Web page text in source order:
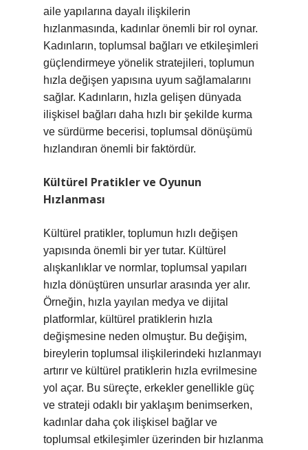
aile yapılarına dayalı ilişkilerin
hızlanmasında, kadınlar önemli bir rol oynar.
Kadınların, toplumsal bağları ve etkileşimleri
güçlendirmeye yönelik stratejileri, toplumun
hızla değişen yapısına uyum sağlamalarını
sağlar. Kadınların, hızla gelişen dünyada
ilişkisel bağları daha hızlı bir şekilde kurma
ve sürdürme becerisi, toplumsal dönüşümü
hızlandıran önemli bir faktördür.
Kültürel Pratikler ve Oyunun
Hızlanması
Kültürel pratikler, toplumun hızlı değişen
yapısında önemli bir yer tutar. Kültürel
alışkanlıklar ve normlar, toplumsal yapıları
hızla dönüştüren unsurlar arasında yer alır.
Örneğin, hızla yayılan medya ve dijital
platformlar, kültürel pratiklerin hızla
değişmesine neden olmuştur. Bu değişim,
bireylerin toplumsal ilişkilerindeki hızlanmayı
artırır ve kültürel pratiklerin hızla evrilmesine
yol açar. Bu süreçte, erkekler genellikle güç
ve strateji odaklı bir yaklaşım benimserken,
kadınlar daha çok ilişkisel bağlar ve
toplumsal etkileşimler üzerinden bir hızlanma